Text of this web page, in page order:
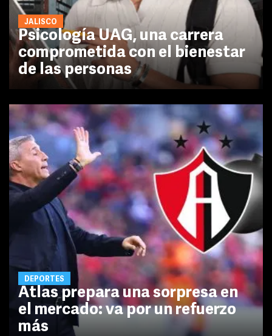
JALISCO
Psicología UAG, una carrera
comprometida con el bienestar
de las personas
DEPORTES
Atlas prepara una sorpresa en
el mercado: va por un refuerzo
más